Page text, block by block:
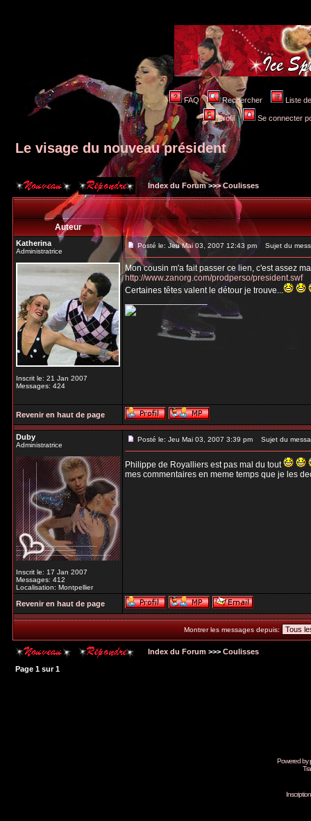
FAQ Rechercher Liste
Profil Se connecter
Le visage du nouveau président
Index du Forum>>>Coulisses
Auteur
Katherina
Administratrice
Inscrit le: 21 Jan 2007
Messages: 424
Posté le: Jeu Mai 03, 2007 12:43 pm Sujet du
Mon cousin m'a fait passer ce lien, c'est assez
http://www.zanorg.com/prodperso/president.swf
Certaines têtes valent le détour je trouve...
_________________
Revenir en haut de page
Duby
Administratrice
Inscrit le: 17 Jan 2007
Messages: 412
Localisation: Montpellier
Posté le: Jeu Mai 03, 2007 3:39 pm Sujet du
Philippe de Royalliers est pas mal du tout
mes commentaires en meme temps que je les
Revenir en haut de page
Montrer les messages depuis:
Index du Forum >>> Coulisses
Page 1 sur1
Powered by